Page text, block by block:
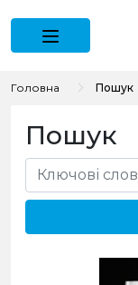
Головна Пошук
Пошук